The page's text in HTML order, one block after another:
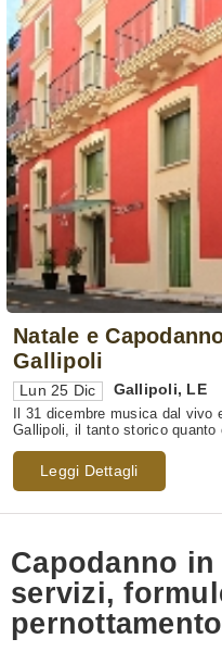
Natale e
Gallipoli
Lun 25 Dic Gallipoli, LE
Il 31 dicembre musica dal
Gallipoli, il tanto storico quanto
Leggi Dettagli
Capodanno
servizi,
pernottamento